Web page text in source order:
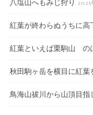
八塩山へもみじ狩り 2025
紅葉が終わらぬうちに高
紅葉といえば栗駒山 の
秋田駒ヶ岳を横目に紅葉
鳥海山祓川から山頂目指